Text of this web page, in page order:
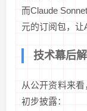
而Claude
元的订阅包，让
技术幕后
从公开资料来
初步披露：